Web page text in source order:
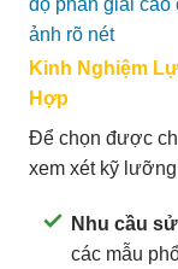
Kinh Nghiệm
Hợp
Để chọn được
xem xét kỹ
Nhu cầu
các mẫu